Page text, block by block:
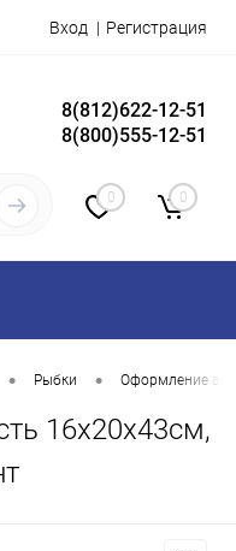
Вход Регистрация
8(812)622-12-51
8(800)555-12-51
0 0
• Рыбки • Оформление
16х20х43см,